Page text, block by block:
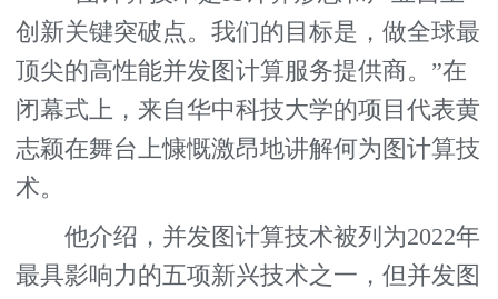
创新关键突破点。我们的目标是，做全球最
顶尖的高性能并发图计算服务提供商。”在
闭幕式上，来自华中科技大学的项目代表黄
志颖在舞台上慷慨激昂地讲解何为图计算技
术。
他介绍，并发图计算技术被列为2022年
最具影响力的五项新兴技术之一，但并发图